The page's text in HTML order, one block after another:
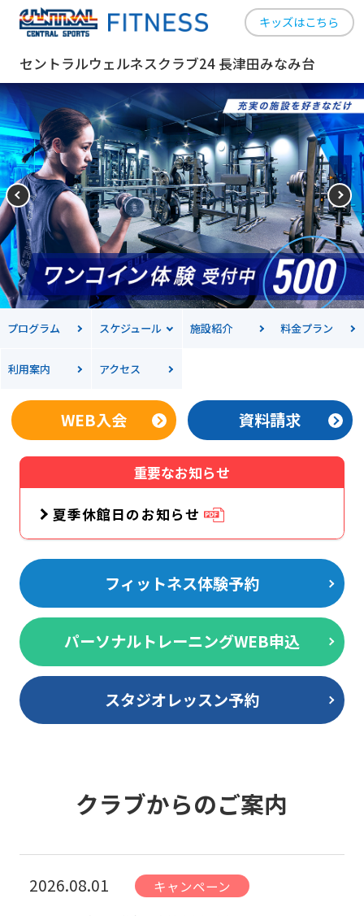
キッズはこちら
セントラルウェルネスクラブ24 長津田みなみ台
プログラム スケジュール 施設紹介 料金プラン
利用案内 アクセス
WEB入会 資料請求
重要なお知らせ
夏季休館日のお知らせ
フィットネス体験予約
パーソナルトレーニングWEB申込
スタジオレッスン予約
クラブからのご案内
2026.08.01 キャンペーン